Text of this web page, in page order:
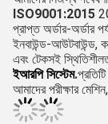
ISO9001:2015
প্রাপ্ত অর্ডার-অর্ডার
ইনবাউন্ড-আউটবাউন্ড,
এবং টেকসই
ইআরপি সিস্টেম.
আমাদের পরীক্ষার